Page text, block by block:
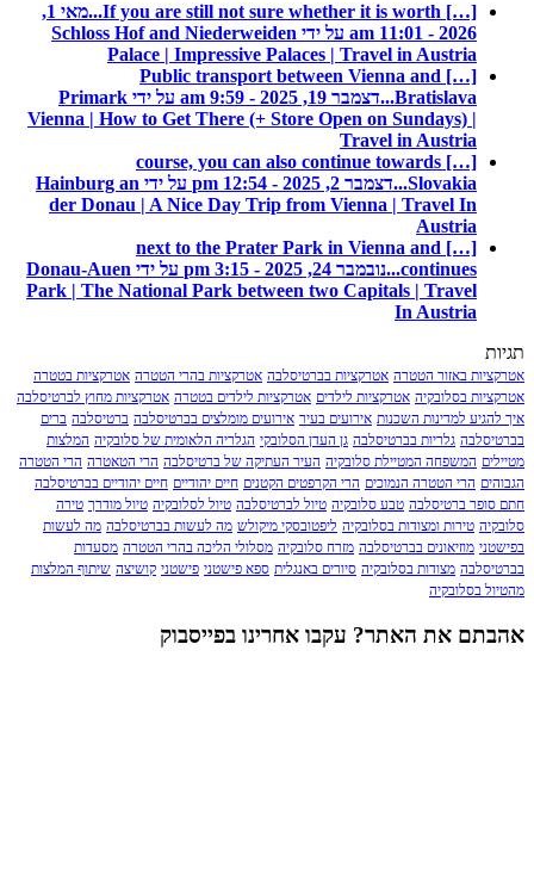
[…] If you are still not sure whether it is worth...
מאי 1,
2026 - 11:01 am על ידי Schloss Hof and Niederweiden
Palace | Impressive Palaces | Travel in Austria
[…] Public transport between Vienna and
Bratislava...
דצמבר 19, 2025 - 9:59 am על ידי Primark
Vienna | How to Get There (+ Store Open on Sundays) |
Travel in Austria
[…] course, you can also continue towards
Slovakia...
דצמבר 2, 2025 - 12:54 pm על ידי Hainburg an
der Donau | A Nice Day Trip from Vienna | Travel In
Austria
[…] next to the Prater Park in Vienna and
continues...
נובמבר 24, 2025 - 3:15 pm על ידי Donau-Auen
Park | The National Park between two Capitals | Travel
In Austria
תגיות
אטרקציות באזור הטטרה אטרקציות בברטיסלבה אטרקציות בהרי הטטרה אטרקציות בטטרה
אטרקציות בסלובקיה אטרקציות לילדים אטרקציות לילדים בטטרה אטרקציות מחוץ לברטיסלבה
איך להגיע למדינות השכנות אירועים בעיר אירועים מומלצים בברטיסלבה ברטיסלבה ברים
בברטיסלבה גלריות בברטיסלבה גן העדן הסלובקי הגלריה הלאומית של סלובקיה המלצות
מטיילים המשפחה המטיילת סלובקיה העיר העתיקה של ברטיסלבה הרי הטאטרה הרי הטטרה
הגבוהים הרי הטטרה הנמוכים הרי הקרפטים הקטנים חיים יהודיים חיים יהודיים בברטיסלבה
חתם סופר ברטיסלבה טבע סלובקיה טיול לברטיסלבה טיול לסלובקיה טיול מודרך טירה
סלובקיה טירות ומצודות בסלובקיה ליפטובסקי מיקולש מה לעשות בברטיסלבה מה לעשות
בפישטני מוזיאונים בברטיסלבה מזרח סלובקיה מסלולי הליכה בהרי הטטרה מסעדות
בברטיסלבה מצודות בסלובקיה סיורים באנגלית ספא פישטני פישטני קושיצה שיתוף המלצות
מהטיול בסלובקיה
אהבתם את האתר? עקבו אחרינו בפייסבוק